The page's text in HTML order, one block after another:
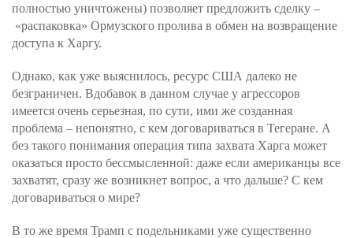
полностью уничтожены) позволяет предложить сделку –
«распаковка» Ормузского пролива в обмен на возвращение
доступа к Харгу.
Однако, как уже выяснилось, ресурс США далеко не
безграничен. Вдобавок в данном случае у агрессоров
имеется очень серьезная, по сути, ими же созданная
проблема – непонятно, с кем договариваться в Тегеране. А
без такого понимания операция типа захвата Харга может
оказаться просто бессмысленной: даже если американцы все
захватят, сразу же возникнет вопрос, а что дальше? С кем
договариваться о мире?
В то же время Трамп с подельниками уже существенно